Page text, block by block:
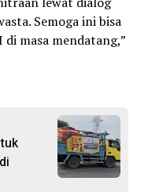
Semoga ini bisa
masa mendatang,”